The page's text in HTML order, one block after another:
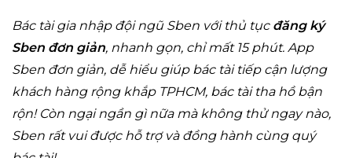
Bác tài gia nhập đội ngũ Sben với thủ tục đăng ký
Sben đơn giản, nhanh gọn, chỉ mất 15 phút. App
Sben đơn giản, dễ hiểu giúp bác tài tiếp cận lượng
khách hàng rộng khắp TPHCM, bác tài tha hồ bận
rộn! Còn ngại ngần gì nữa mà không thử ngay nào,
Sben rất vui được hỗ trợ và đồng hành cùng quý